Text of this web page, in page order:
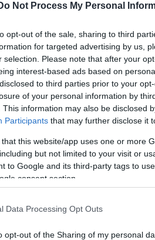
Not Process My Personal
opt-out of the sale, sharing to third
for targeted advertising by us,
selection. Please note that after your
interest-based ads based on
to third parties prior to your
of your personal information by
This information may also be disclosed
Participants that may further disclose it
that this website/app uses one or more
but not limited to your visit or
to Google and its third-party tags to
consent section.
Data Processing Opt Outs
opt-out of the Sharing of my personal
tagozata - érettségi
és rendező szak